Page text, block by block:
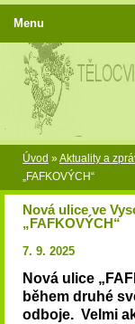
Úvod »Aktuality a
„FAFKOVÝCH“
Nová ulice ve
„FAFKOVÝCH“
7. 9. 2025
Nová ulice
během druhé
odboje. Velmi
Menu